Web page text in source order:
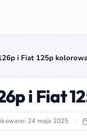
i Fiat 125p
i Fiat
24 maja 2025 |